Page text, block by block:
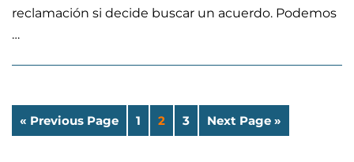
reclamación si decide buscar un acuerdo. Podemos
…
« Previous Page 1 2 3 Next Page »